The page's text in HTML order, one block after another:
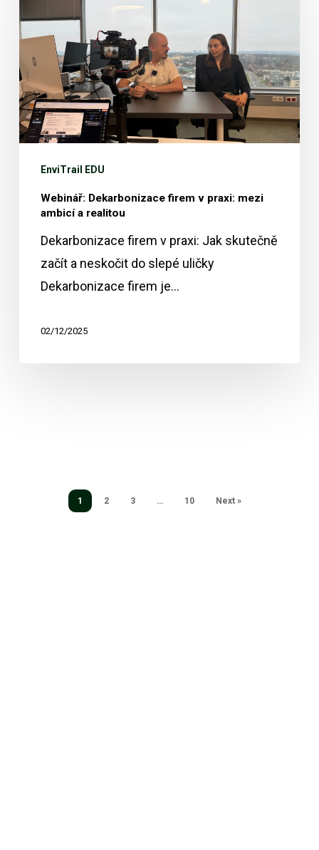
Dekarbonizace
firem
v
praxi:
mezi
ambicí
EnviTrail EDU
Webinář: Dekarbonizace firem v praxi: mezi
ambicí a realitou
Dekarbonizace firem v praxi: Jak skutečně
začít a neskočit do slepé uličky
Dekarbonizace firem je…
02/12/2025
1 2 3 … 10 Next »